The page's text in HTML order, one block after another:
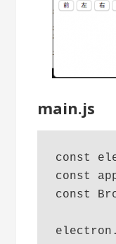
main.js
const
const
const